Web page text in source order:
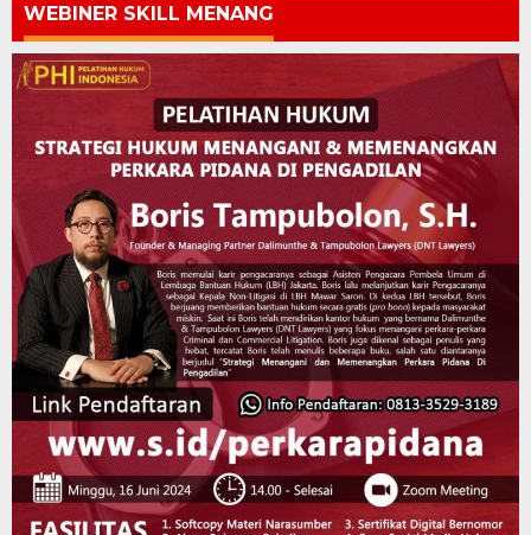
WEBINER SKILL MENANG